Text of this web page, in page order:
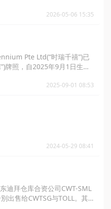
2026-05-06 15:35
Pte Ltd(“时瑞千禧”)已
牌照，自2025年9月1日生
2025-09-01 08:53
2024-05-29 08:41
迪拜仓库合资公司CWT-SML
出售给CWTSG与TOLL。其